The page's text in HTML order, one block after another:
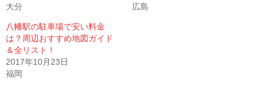
大分 広島
八幡駅の駐車場で安い料金
は？周辺おすすめ地図ガイド
＆全リスト！
2017年10月23日
福岡